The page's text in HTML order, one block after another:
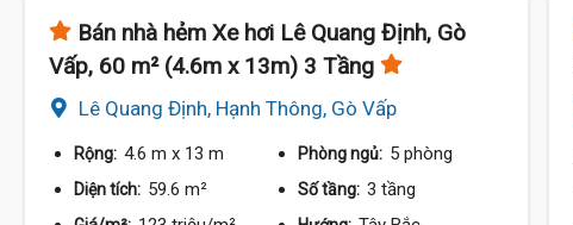
Bán nhà hẻm Xe hơi Lê Quang Định, Gò
Vấp, 60 m² (4.6m x 13m) 3 Tầng
Lê Quang Định, Hạnh Thông, Gò Vấp
Rộng: 4.6 m x 13 m Phòng ngủ: 5 phòng
Diện tích: 59.6 m² Số tầng: 3 tầng